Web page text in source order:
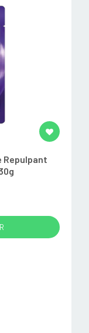
Repulpant